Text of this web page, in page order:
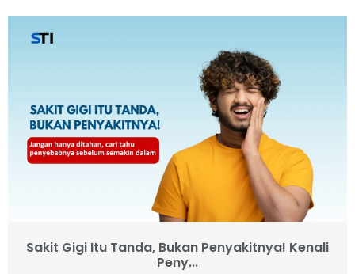
Sakit Gigi Itu Tanda, Bukan Penyakitnya! Kenali
Peny...